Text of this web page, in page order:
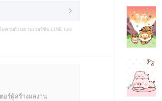
ครบถ้วนตามเวอร์ชัน LINE และ
อร์ผู้สร้างผลงาน